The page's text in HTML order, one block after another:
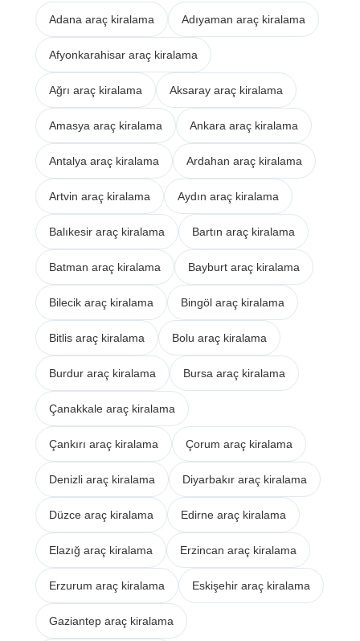
Adana araç kiralama Adıyaman araç kiralama
Afyonkarahisar araç kiralama
Ağrı araç kiralama Aksaray araç kiralama
Amasya araç kiralama Ankara araç kiralama
Antalya araç kiralama Ardahan araç kiralama
Artvin araç kiralama Aydın araç kiralama
Balıkesir araç kiralama Bartın araç kiralama
Batman araç kiralama Bayburt araç kiralama
Bilecik araç kiralama Bingöl araç kiralama
Bitlis araç kiralama Bolu araç kiralama
Burdur araç kiralama Bursa araç kiralama
Çanakkale araç kiralama
Çankırı araç kiralama Çorum araç kiralama
Denizli araç kiralama Diyarbakır araç kiralama
Düzce araç kiralama Edirne araç kiralama
Elazığ araç kiralama Erzincan araç kiralama
Erzurum araç kiralama Eskişehir araç kiralama
Gaziantep araç kiralama